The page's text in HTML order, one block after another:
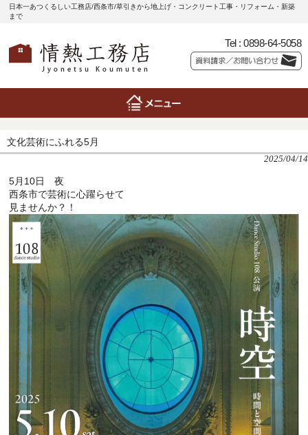
日本一あつくるしい工務店/西条市/草引きから地上げ・コンクリート工事・リフォーム・新築
まで
Tel : 0898-64-5058
文化芸術にふれる5月
2025/04/14
5月10日 夜
西条市で芸術に心躍らせて
見ませんか？！